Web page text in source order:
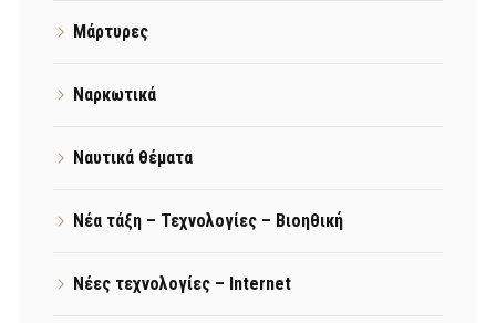
Μάρτυρες
Ναρκωτικά
Ναυτικά θέματα
Νέα τάξη – Τεχνολογίες – Βιοηθική
Νέες τεχνολογίες – Internet